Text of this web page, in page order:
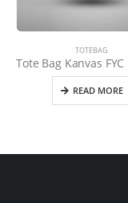
TOTEBAG
READ MORE